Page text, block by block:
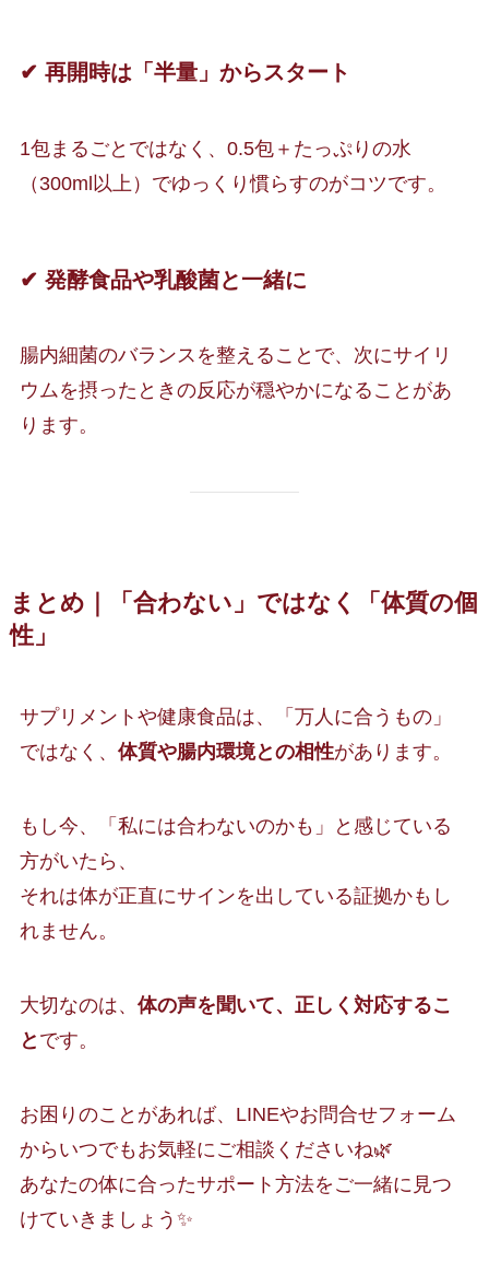
✔ 再開時は「半量」からスタート
1包まるごとではなく、0.5包＋たっぷりの水
（300ml以上）でゆっくり慣らすのがコツです。
✔ 発酵食品や乳酸菌と一緒に
腸内細菌のバランスを整えることで、次にサイリ
ウムを摂ったときの反応が穏やかになることがあ
ります。
まとめ｜「合わない」ではなく「体質の個
性」
サプリメントや健康食品は、「万人に合うもの」
ではなく、 体質や腸内環境との相性があります。
もし今、「私には合わないのかも」と感じている
方がいたら、
それは体が正直にサインを出している証拠かもし
れません。
大切なのは、 体の声を聞いて、正しく対応するこ
と です。
お困りのことがあれば、LINEやお問合せフォーム
からいつでもお気軽にご相談くださいね🌿
あなたの体に合ったサポート方法をご一緒に見つ
けていきましょう✨